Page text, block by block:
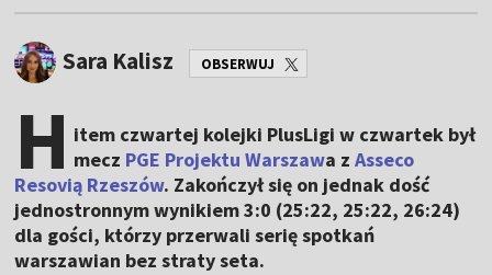
Sara Kalisz OBSERWUJ
H item czwartej kolejki PlusLigi w czwartek był
mecz PGE Projektu Warszawa zAsseco
Resovią Rzeszów. Zakończył się on jednak dość
jednostronnym wynikiem 3:0 (25:22, 25:22, 26:24)
dla gości, którzy przerwali serię spotkań
warszawian bez straty seta.